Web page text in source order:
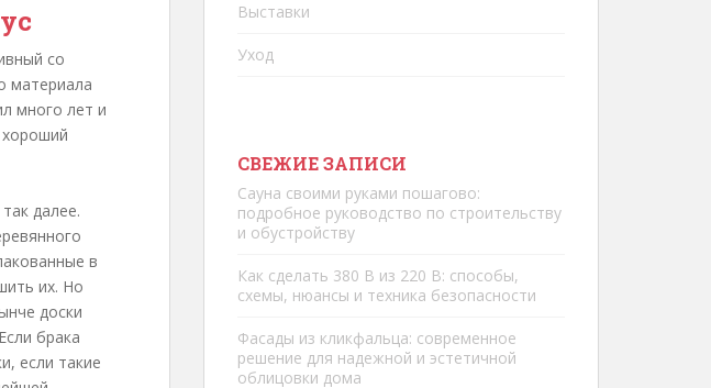
со
материала
много лет и
далее.
в
их. Но
доски
брака
если такие
Выставки
Уход
СВЕЖИЕ ЗАПИСИ
Сауна своими руками пошагово:
подробное руководство по строительству
и обустройству
Как сделать 380 В из 220 В: способы,
схемы, нюансы и техника безопасности
Фасады из кликфальца: современное
решение для надежной и эстетичной
облицовки дома